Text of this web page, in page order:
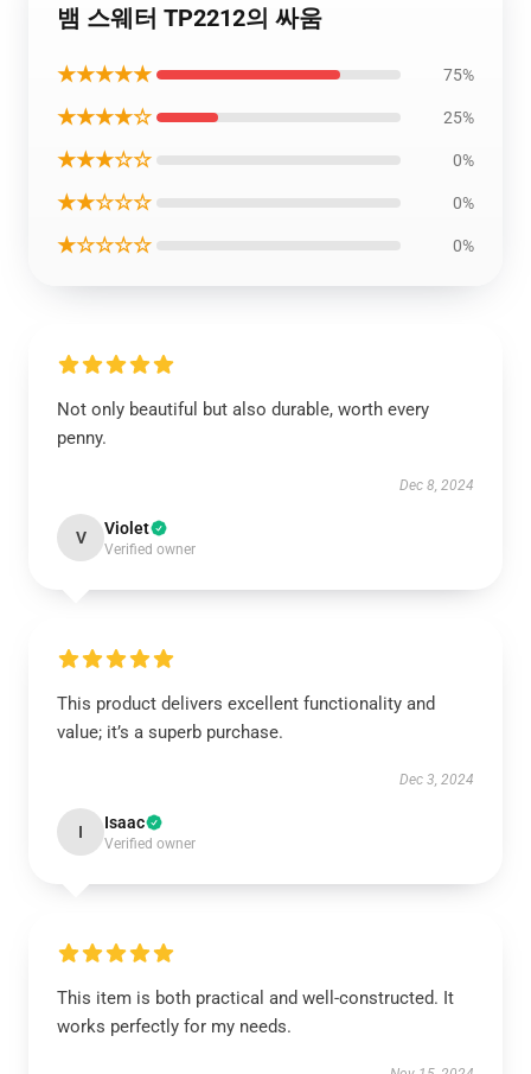
뱀 스웨터 TP2212의 싸움
★★★★★ 75%
★★★★☆ 25%
★★★☆☆ 0%
★★☆☆☆ 0%
★☆☆☆☆ 0%
Not only beautiful but also durable, worth every
penny.
Dec 8, 2024
V Violet
Verified owner
This product delivers excellent functionality and
value; it’s a superb purchase.
Dec 3, 2024
I Isaac
Verified owner
This item is both practical and well-constructed. It
works perfectly for my needs.